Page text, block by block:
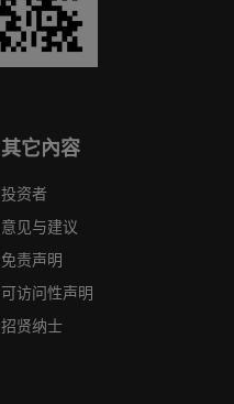
其它內容
投资者
意见与建议
免责声明
可访问性声明
招贤纳士